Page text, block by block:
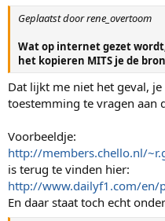
Geplaatst door rene_overtoom
Wat op internet gezet
het kopieren MITS je de
Dat lijkt me niet het geval,
toestemming te vragen aan
Voorbeeldje:
http://members.chello.nl/
is terug te vinden hier:
http://www.dailyf1.com/en/
En daar staat toch echt